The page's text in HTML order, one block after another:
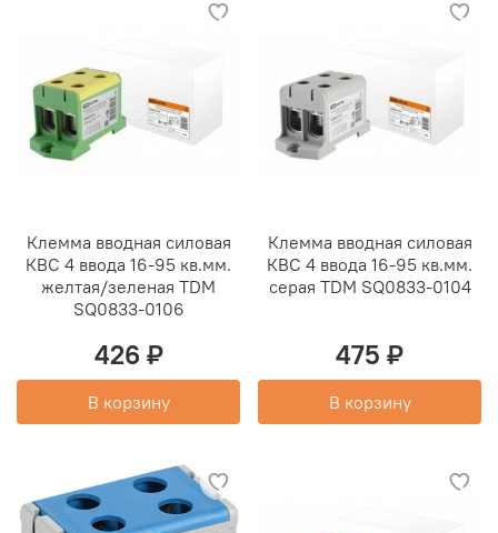
Клемма вводная силовая
КВС 4 ввода 16-95 кв.мм.
желтая/зеленая TDM
SQ0833-0106
426 ₽
В корзину
Клемма вводная силовая
КВС 4 ввода 16-95 кв.мм.
серая TDM SQ0833-0104
475 ₽
В корзину